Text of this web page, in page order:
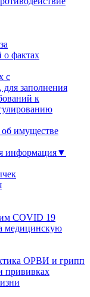
о фактах
с
заполнения
к
об имуществе
информация▼
COVID 19
медицинскую
ОРВИ и грипп
прививках